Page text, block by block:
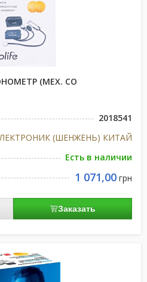
(МЕХ. СО
2018541
(ШЕНЖЕНЬ) КИТАЙ
Есть в наличии
1 071,00 грн
Заказать